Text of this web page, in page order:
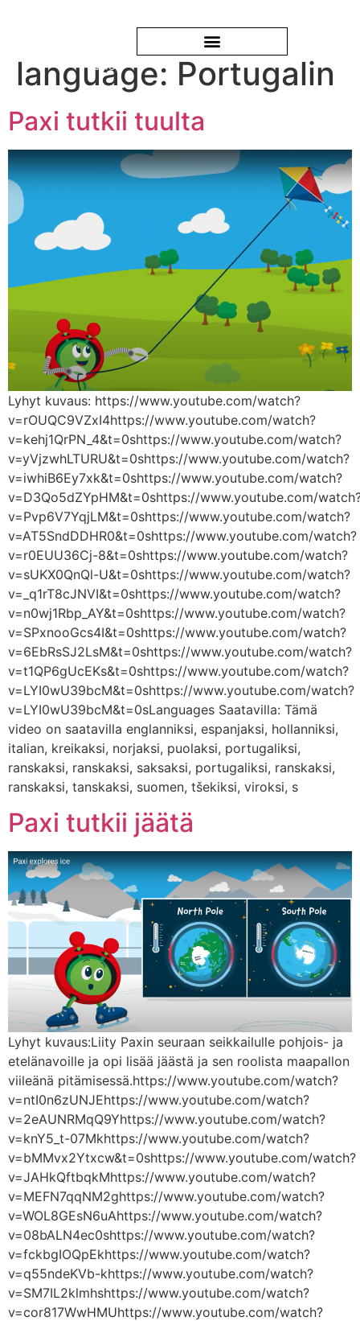
language: Portugalin
Paxi tutkii tuulta
Lyhyt kuvaus: https://www.youtube.com/watch?
v=rOUQC9VZxI4https://www.youtube.com/watch?
v=kehj1QrPN_4&t=0shttps://www.youtube.com/watch?
v=yVjzwhLTURU&t=0shttps://www.youtube.com/watch?
v=iwhiB6Ey7xk&t=0shttps://www.youtube.com/watch?
v=D3Qo5dZYpHM&t=0shttps://www.youtube.com/
v=Pvp6V7YqjLM&t=0shttps://www.youtube.com/watch?
v=AT5SndDDHR0&t=0shttps://www.youtube.com/watch?
v=r0EUU36Cj-8&t=0shttps://www.youtube.com/watch?
v=sUKX0QnQl-U&t=0shttps://www.youtube.com/watch?
v=_q1rT8cJNVI&t=0shttps://www.youtube.com/watch?
v=n0wj1Rbp_AY&t=0shttps://www.youtube.com/watch?
v=SPxnooGcs4I&t=0shttps://www.youtube.com/watch?
v=6EbRsSJ2LsM&t=0shttps://www.youtube.com/watch?
v=t1QP6gUcEKs&t=0shttps://www.youtube.com/watch?
v=LYI0wU39bcM&t=0shttps://www.youtube.com/watch?
v=LYI0wU39bcM&t=0sLanguages Saatavilla: Tämä
video on saatavilla englanniksi, espanjaksi, hollanniksi,
italian, kreikaksi, norjaksi, puolaksi, portugaliksi,
ranskaksi, ranskaksi, saksaksi, portugaliksi, ranskaksi,
ranskaksi, tanskaksi, suomen, tšekiksi, viroksi, s
Paxi tutkii jäätä
Lyhyt kuvaus:Liity Paxin seuraan seikkailulle pohjois- ja
etelänavoille ja opi lisää jäästä ja sen roolista maapallon
viileänä pitämisessä.https://www.youtube.com/watch?
v=ntI0n6zUNJEhttps://www.youtube.com/watch?
v=2eAUNRMqQ9Yhttps://www.youtube.com/watch?
v=knY5_t-07Mkhttps://www.youtube.com/watch?
v=bMMvx2Ytxcw&t=0shttps://www.youtube.com/watch?
v=JAHkQftbqkMhttps://www.youtube.com/watch?
v=MEFN7qqNM2ghttps://www.youtube.com/watch?
v=WOL8GEsN6uAhttps://www.youtube.com/watch?
v=08bALN4ec0shttps://www.youtube.com/watch?
v=fckbgIOQpEkhttps://www.youtube.com/watch?
v=q55ndeKVb-khttps://www.youtube.com/watch?
v=SM7IL2klmhshttps://www.youtube.com/watch?
v=cor817WwHMUhttps://www.youtube.com/watch?